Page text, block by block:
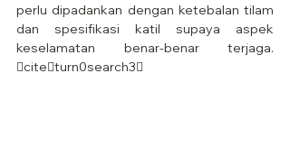
perlu dipadankan dengan ketebalan tilam
dan spesifikasi katil supaya aspek
keselamatan benar-benar terjaga.
citeturn0search3